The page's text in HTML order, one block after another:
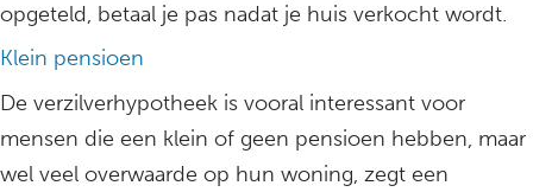
opgeteld, betaal je pas nadat je huis verkocht wordt.
Klein pensioen
De verzilverhypotheek is vooral interessant voor
mensen die een klein of geen pensioen hebben, maar
wel veel overwaarde op hun woning, zegt een